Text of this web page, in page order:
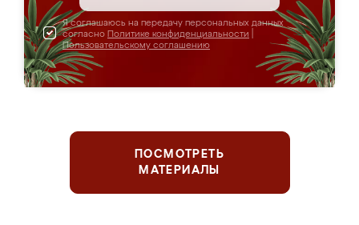
Я соглашаюсь на передачу персональных данных
согласно Политике конфиденциальности
Пользовательскому соглашению
ПОСМОТРЕТЬ
МАТЕРИАЛЫ